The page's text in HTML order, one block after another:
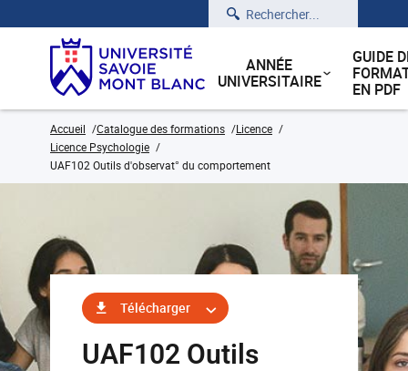
Rechercher
ANNÉE
UNIVERSITAIRE
GUIDE
EN PDF
Accueil Catalogue des formations
Licence
Licence Psychologie
UAF102 Outils d'observat° du comportement
Télécharger
UAF102 Outils